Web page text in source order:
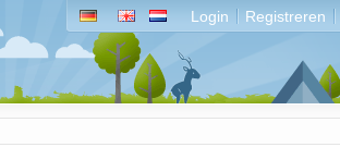
Login Registreren